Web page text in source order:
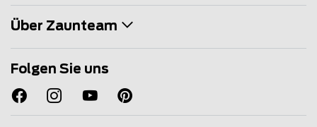
Über Zaunteam
Folgen Sie uns